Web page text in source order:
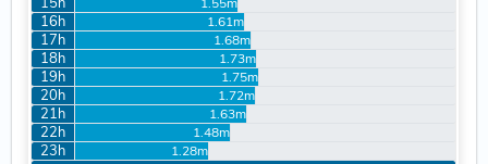
16h 1.61m
17h 1.68m
18h 1.73m
19h 1.75m
20h 1.72m
21h 1.63m
22h 1.48m
23h 1.28m